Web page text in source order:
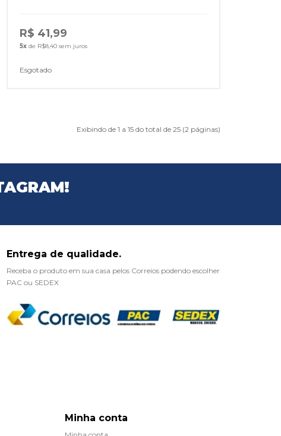
R$ 41,99
5x de R$8,40 sem juros
Esgotado
Exibindo de 1 a 15 do total de 25 (2 páginas)
Entrega de qualidade.
Receba o produto em sua casa pelos Correios podendo escolher
PAC ou SEDEX
Minha conta